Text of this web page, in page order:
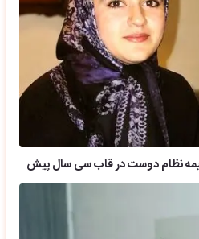
نعیمه نظام دوست در قاب سی سال پیش